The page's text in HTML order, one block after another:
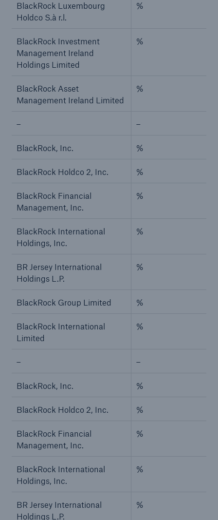
BlackRock Luxembourg
Holdco S.à r.l.
%
BlackRock Investment
Management Ireland
Holdings Limited
%
BlackRock Asset
Management Ireland Limited
%
– –
BlackRock, Inc. %
BlackRock Holdco 2, Inc. %
BlackRock Financial
Management, Inc.
%
BlackRock International
Holdings, Inc.
%
BR Jersey International
Holdings L.P.
%
BlackRock Group Limited %
BlackRock International
Limited
%
– –
BlackRock, Inc. %
BlackRock Holdco 2, Inc. %
BlackRock Financial
Management, Inc.
%
BlackRock International
Holdings, Inc.
%
BR Jersey International
Holdings L.P.
%